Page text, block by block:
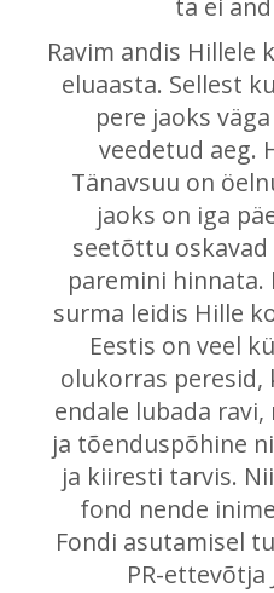
ta ei
Ravim andis Hillele
eluaasta. Sellest
pere jaoks
veedetud aeg.
Tänavsuu on
jaoks on iga
seetõttu oskavad
paremini hinnata.
surma leidis Hille
Eestis on veel
olukorras peresid,
endale lubada
ja tõenduspõhine
ja kiiresti tarvis.
fond nende
Fondi asutamisel
PR-ettevõtja